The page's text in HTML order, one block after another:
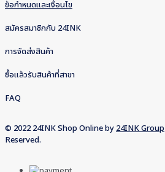
ข้อกำหนดและเงื่อนไข
สมัครสมาชิกกับ 24INK
การจัดส่งสินค้า
ซื้อแล้วรับสินค้าที่สาขา
FAQ
© 2022 24INK Shop Online by24INK Group
Reserved.